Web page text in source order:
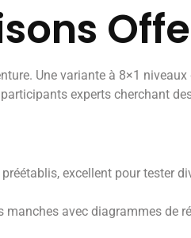
Une variante à 8×1
experts cherchant
excellent pour tester
manches avec diagrammes de